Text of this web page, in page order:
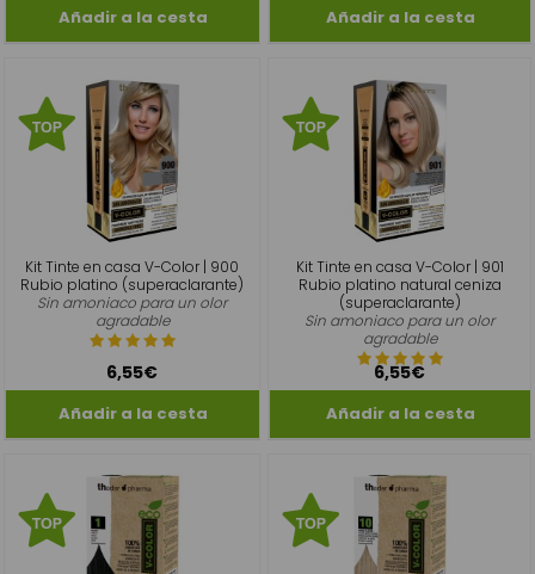
Kit Tinte en casa V-Color | 900
Rubio platino (superaclarante)
Sin amoniaco para un olor
agradable
6,55€
Kit Tinte en casa V-Color | 901
Rubio platino natural ceniza
(superaclarante)
Sin amoniaco para un olor
agradable
6,55€